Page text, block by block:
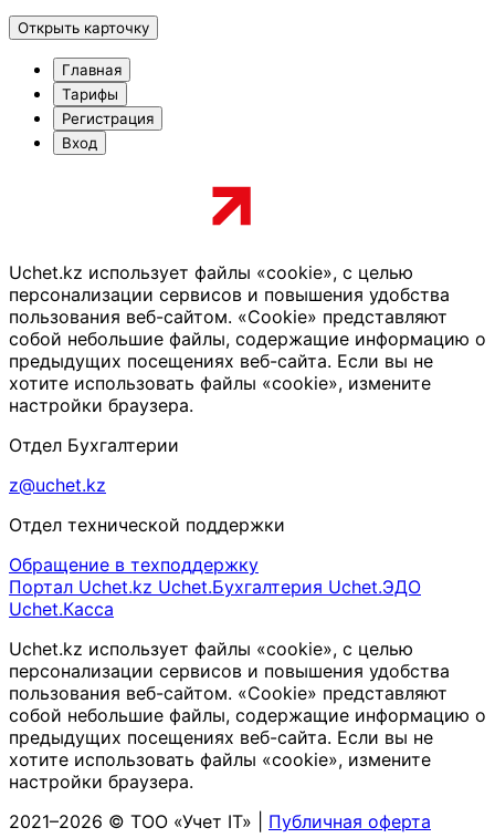
Открыть карточку
Главная
Тарифы
Регистрация
Вход
Uchet.kz использует файлы «cookie», с целью
персонализации сервисов и повышения удобства
пользования веб-сайтом. «Cookie» представляют
собой небольшие файлы, содержащие информацию о
предыдущих посещениях веб-сайта. Если вы не
хотите использовать файлы «cookie», измените
настройки браузера.
Отдел Бухгалтерии
z@uchet.kz
Отдел технической поддержки
Обращение в техподдержку
Портал Uchet.kz Uchet.Бухгалтерия Uchet.ЭДО
Uchet.Касса
Uchet.kz использует файлы «cookie», с целью
персонализации сервисов и повышения удобства
пользования веб-сайтом. «Cookie» представляют
собой небольшие файлы, содержащие информацию о
предыдущих посещениях веб-сайта. Если вы не
хотите использовать файлы «cookie», измените
настройки браузера.
2021–2026 © ТОО «Учет IT» | Публичная оферта